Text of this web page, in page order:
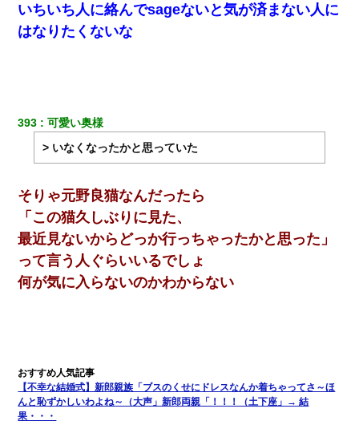
嫁の妹（26歳）がずっとウチに泊まりに来た結果→俺がヤバイｗ
ｗｗｗｗｗｗｗ
【悲報】嫁がワイのこと嫌いっぽいから単身赴任した結果
13歳娘が元嫁のところから逃げてきた。どう扱ったらいいのかわ
いちいち人に絡んでsageないと気が済まない人に
はなりたくないな
393
可愛い奥様
> いなくなったかと思っていた
そりゃ元野良猫なんだったら
「この猫久しぶりに見た、
最近見ないからどっか行っちゃったかと思った」
って言う人ぐらいいるでしょ
何が気に入らないのかわからない
【不幸な結婚式】新郎親族「ブスのくせにドレスなんか着ちゃってさ～ほ
んと恥ずかしいわよね～（大声」新郎両親「！！！（土下座」→ 結
果・・・